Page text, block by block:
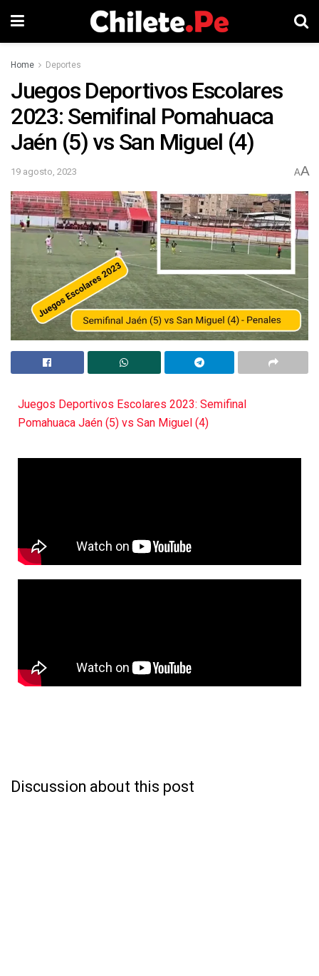
Home Deportes
Juegos Deportivos Escolares
2023: Semifinal Pomahuaca
Jaén (5) vs San Miguel (4)
19 agosto, 2023 AA
Juegos Deportivos Escolares 2023: Semifinal
Pomahuaca Jaén (5) vs San Miguel (4)
Discussion about this post